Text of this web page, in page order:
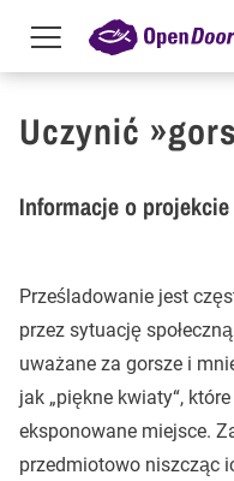
Przejdź do treści
Menu
toggle
Uczynić
Informacje o projekcie
Prześladowanie jest
przez sytuację
uważane za gorsze i
jak „piękne kwiaty“,
eksponowane miejsce.
przedmiotowo niszcząc